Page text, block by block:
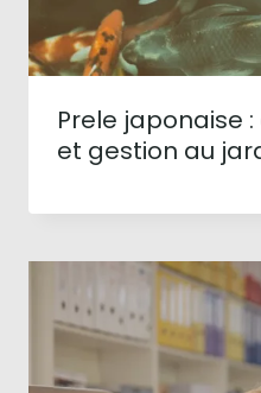
Prele japonaise
et gestion au